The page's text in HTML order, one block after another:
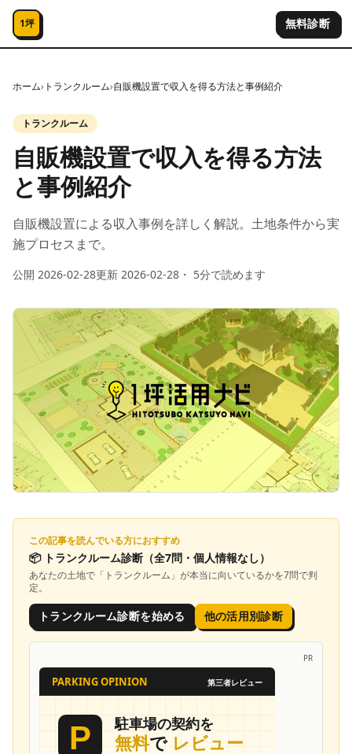
コンテンツへスキップ
1坪 無料診断
ホーム› トランクルーム›自販機設置で収入を得る方法と事例紹介
トランクルーム
自販機設置で収入を得る方法
と事例紹介
自販機設置による収入事例を詳しく解説。土地条件から実
施プロセスまで。
公開 2026-02-28更新 2026-02-28 ・ 5分で読めます
この記事を読んでいる方におすすめ
📦 トランクルーム診断 （全7問・個人情報なし）
あなたの土地で「 トランクルーム 」が本当に向いているかを7問で判
定。
トランクルーム診断を始める 他の活用別診断
PR